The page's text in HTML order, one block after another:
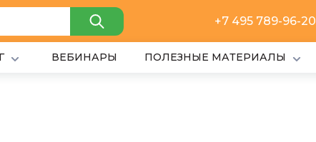
+7 495 789-96-20
ВЕБИНАРЫ ПОЛЕЗНЫЕ МАТЕРИАЛЫ